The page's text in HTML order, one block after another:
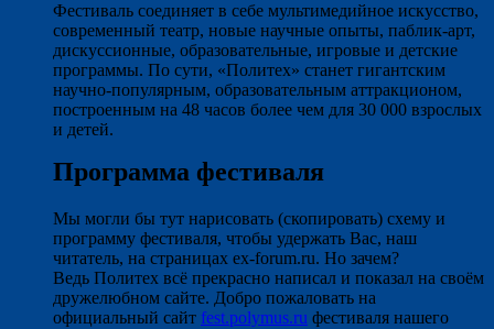
Фестиваль соединяет в себе мультимедийное искусство,
современный театр, новые научные опыты, паблик-арт,
дискуссионные, образовательные, игровые и детские
программы. По сути, «Политех» станет гигантским
научно-популярным, образовательным аттракционом,
построенным на 48 часов более чем для 30 000 взрослых
и детей.
Программа фестиваля
Мы могли бы тут нарисовать (скопировать) схему и
программу фестиваля, чтобы удержать Вас, наш
читатель, на страницах ex-forum.ru. Но зачем?
Ведь Политех всё прекрасно написал и показал на своём
дружелюбном сайте. Добро пожаловать на
официальный сайт fest.polymus.ru фестиваля нашего